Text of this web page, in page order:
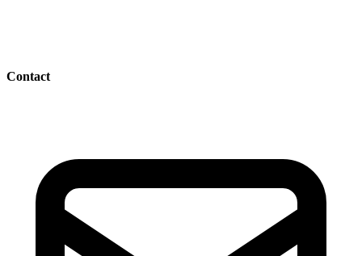
Contact